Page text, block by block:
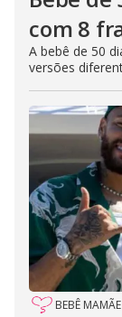
com 8
A bebê de 50
versões
BEBÊ MAMÃE